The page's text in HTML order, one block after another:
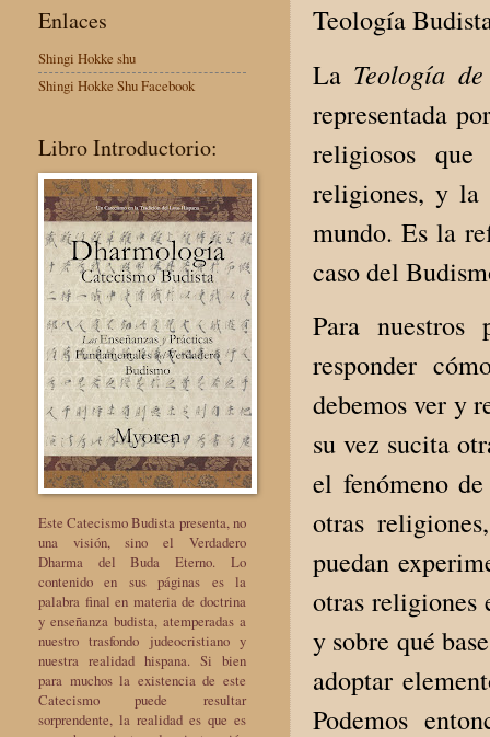
Teología
La Teología
representada
religiosos
religiones, y
mundo. Es la
caso del
Para nuestros
responder
debemos ver y
su vez sucita
el fenómeno
otras
puedan
otras religiones
y sobre qué
adoptar
Podemos
Enlaces
Shingi Hokke shu
Shingi Hokke Shu Facebook
Libro Introductorio:
Este Catecismo Budista presenta, no
una visión, sino el Verdadero
Dharma del Buda Eterno. Lo
contenido en sus páginas es la
palabra final en materia de doctrina
y enseñanza budista, atemperadas a
nuestro trasfondo judeocristiano y
nuestra realidad hispana. Si bien
para muchos la existencia de este
Catecismo puede resultar
sorprendente, la realidad es que es